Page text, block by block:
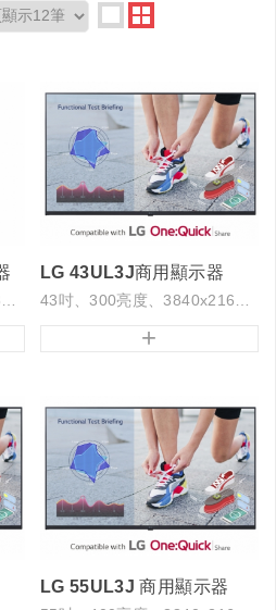
LG 43UL3J商用顯示器
+
LG 55UL3J 商用顯示器